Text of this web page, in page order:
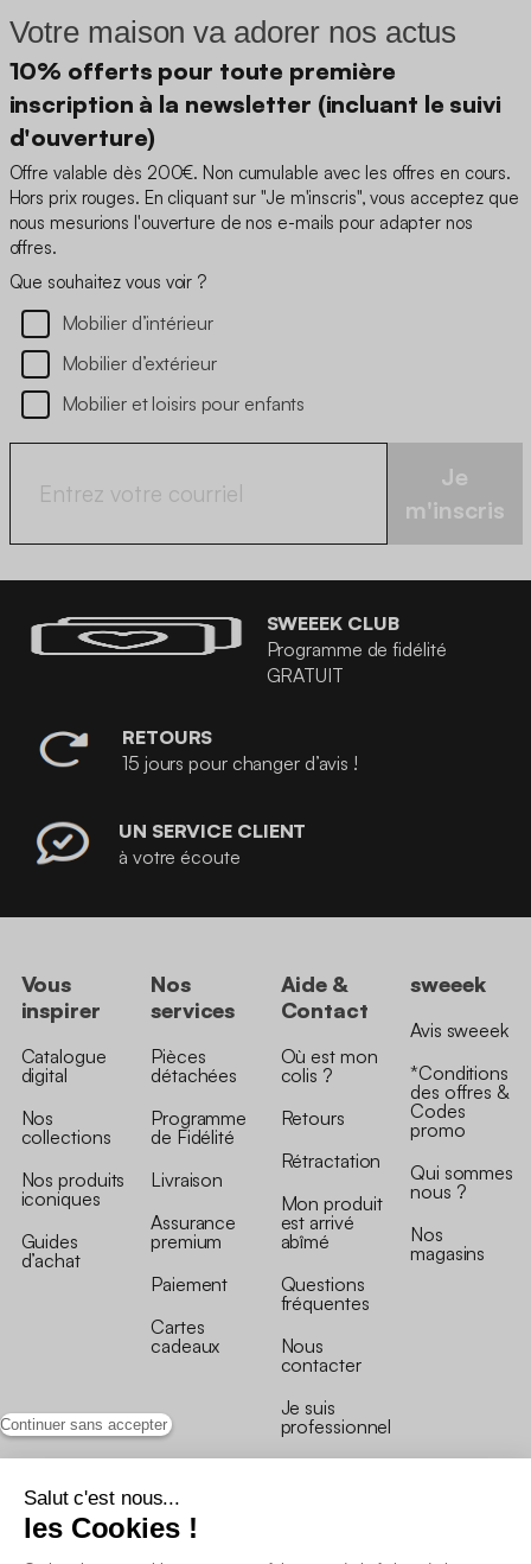
Continuer sans accepter
Salut c'est nous...
les Cookies !
Votre maison va adorer nos actus
10% offerts pour toute première
inscription à la newsletter (incluant le suivi
d'ouverture)
Offre valable dès 200€. Non cumulable avec les offres en cours.
Hors prix rouges. En cliquant sur "Je m'inscris", vous acceptez que
nous mesurions l'ouverture de nos e-mails pour adapter nos
offres.
Que souhaitez vous voir ?
Mobilier d’intérieur
Mobilier d’extérieur
Mobilier et loisirs pour enfants
Je
m'inscris
SWEEEK CLUB
Programme de fidélité
GRATUIT
RETOURS
15 jours pour changer d’avis !
UN SERVICE CLIENT
à votre écoute
Vous
inspirer
Catalogue
digital
Nos
collections
Nos produits
iconiques
Guides
d’achat
Nos
services
Pièces
détachées
Programme
de Fidélité
Livraison
Assurance
premium
Paiement
Cartes
cadeaux
Aide &
Contact
Où est mon
colis ?
Retours
Rétractation
Mon produit
est arrivé
abîmé
Questions
fréquentes
Nous
contacter
Je suis
professionnel
sweeek
Avis sweeek
*Conditions
des offres &
Codes
promo
Qui sommes
nous ?
Nos
magasins